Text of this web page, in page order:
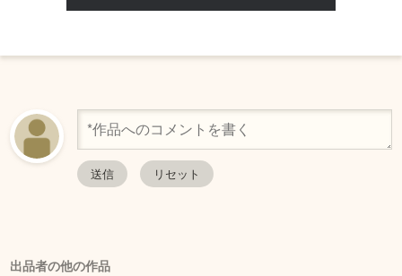
出品者の他の作品